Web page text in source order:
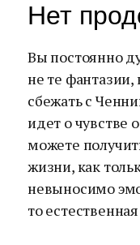
Нет
Вы постоянно
не те
сбежать с
идет о чувстве
можете
жизни, как
невыносимо
то